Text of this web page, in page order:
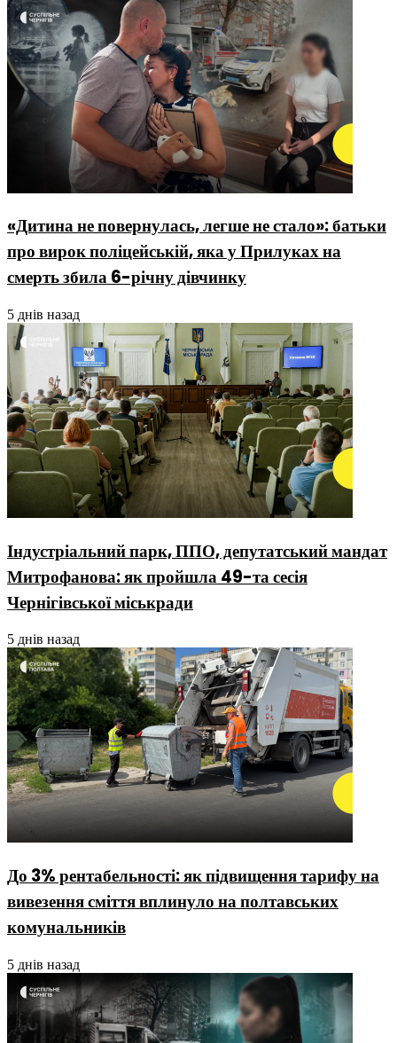
«Дитина не повернулась, легше не стало»: батьки
про вирок поліцейській, яка у Прилуках на
смерть збила 6-річну дівчинку
5 днів назад
Індустріальний парк, ППО, депутатський мандат
Митрофанова: як пройшла 49-та сесія
Чернігівської міськради
5 днів назад
До 3% рентабельності: як підвищення тарифу на
вивезення сміття вплинуло на полтавських
комунальників
5 днів назад